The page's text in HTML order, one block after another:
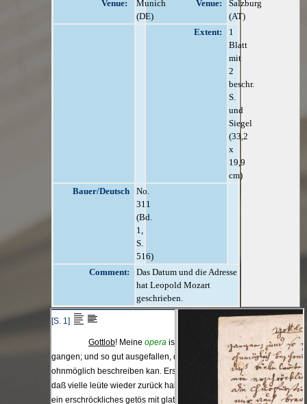
Venue:
Munich
(DE)
Venue:
Salzburg
(AT)
Extent:
1
Blatt
mit
2
beschr.
S.
und
Siegel
(33,2
x
19,9
cm)
Bauer/Deutsch
No.
311
(Bd.
1,
S.
516)
Comment:
Das Datum und die Adresse
hat Leopold Mozart
geschrieben.